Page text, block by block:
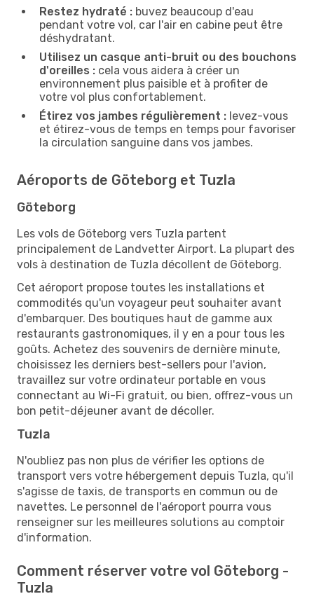
Restez hydraté : buvez beaucoup d'eau
pendant votre vol, car l'air en cabine peut être
déshydratant.
Utilisez un casque anti-bruit ou des bouchons
d'oreilles : cela vous aidera à créer un
environnement plus paisible et à profiter de
votre vol plus confortablement.
Étirez vos jambes régulièrement : levez-vous
et étirez-vous de temps en temps pour favoriser
la circulation sanguine dans vos jambes.
Aéroports de Göteborg et Tuzla
Göteborg
Les vols de Göteborg vers Tuzla partent
principalement de Landvetter Airport. La plupart des
vols à destination de Tuzla décollent de Göteborg.
Cet aéroport propose toutes les installations et
commodités qu'un voyageur peut souhaiter avant
d'embarquer. Des boutiques haut de gamme aux
restaurants gastronomiques, il y en a pour tous les
goûts. Achetez des souvenirs de dernière minute,
choisissez les derniers best-sellers pour l'avion,
travaillez sur votre ordinateur portable en vous
connectant au Wi-Fi gratuit, ou bien, offrez-vous un
bon petit-déjeuner avant de décoller.
Tuzla
N'oubliez pas non plus de vérifier les options de
transport vers votre hébergement depuis Tuzla, qu'il
s'agisse de taxis, de transports en commun ou de
navettes. Le personnel de l'aéroport pourra vous
renseigner sur les meilleures solutions au comptoir
d'information.
Comment réserver votre vol Göteborg -
Tuzla